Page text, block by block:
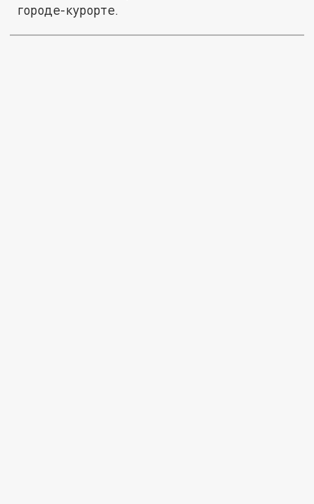
городе-курорте.